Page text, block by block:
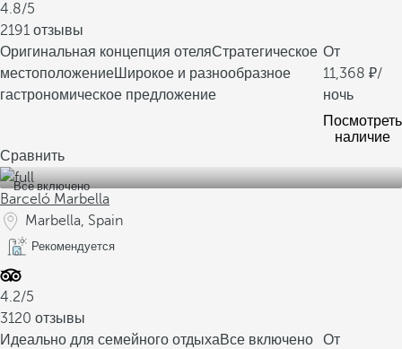
4.8/5
2191 отзывы
Оригинальная концепция отеляСтратегическое
местоположениеШирокое и разнообразное
гастрономическое предложение
От
11,368
/
ночь
Посмотреть
наличие
Сравнить
Все включено
Barceló Marbella
Marbella, Spain
Рекомендуется
4.2/5
3120 отзывы
Идеально для семейного отдыхаВсе включено
От